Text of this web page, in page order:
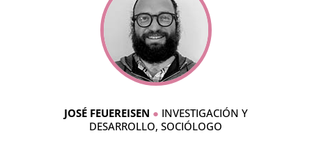
JOSÉ FEUEREISEN ● INVESTIGACIÓN Y
DESARROLLO, SOCIÓLOGO